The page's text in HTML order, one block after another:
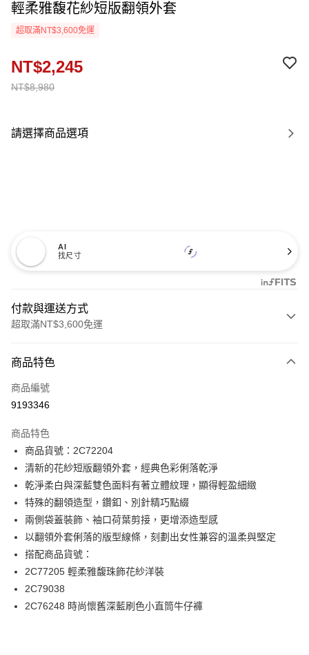
輕柔雅馥花紗短版翻領外套
超取滿NT$3,600免運
NT$8,980
NT$2,245
請選擇商品選項
AI
找尺寸
付款與運送方式
超取滿NT$3,600免運
信用卡一次付款
信用卡分期付款
合作金庫商業銀行
華南商業銀行
上海商業儲蓄銀行
台北富邦商業銀行
國泰世華商業銀行
兆豐國際商業銀行
臺灣中小企業銀行
台中商業銀行
匯豐（台灣）商業銀行
華泰商業銀行
聯邦商業銀行
遠東國際商業銀行
元大商業銀行
永豐商業銀行
玉山商業銀行
台新國際商業銀行
台灣樂天信用卡公司
LINE Pay
Apple Pay
街口支付
AFTEE先享後付
相關說明
【關於「AFTEE先享後付」】
AFTEE先享後付是「在收到商品之後才付款」的支付方式。 讓您購物簡單
１．簡單：不需註冊會員、不需綁卡、不需儲值。
２．便利：只要手機號碼，簡訊認證，即可結帳。
商品特色
商品編號
9193346
商品特色
商品貨號：2C72204
清新的花紗短版翻領外套，經典色彩俐落乾淨
乾淨柔白與深藍雙色面料有著立體紋理，顯得輕盈細緻
特殊的翻領造型，鑽釦、別針精巧點綴
兩側袋蓋裝飾、袖口荷葉剪接，更增添造型感
以翻領外套俐落的版型線條，刻劃出女性兼容的溫柔與堅定
搭配商品貨號：
2C77205 輕柔雅馥珠飾花紗洋裝
2C79038
2C76248 時尚懷舊深藍刷色小直筒牛仔褲